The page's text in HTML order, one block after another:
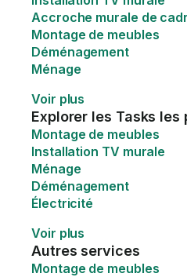
Accroche murale de
Montage de meubles
Déménagement
Ménage
Voir plus
Explorer les Tasks les
Montage de meubles
Installation TV murale
Ménage
Déménagement
Électricité
Voir plus
Autres services
Montage de meubles